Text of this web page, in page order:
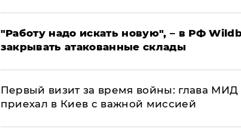
"Работу надо искать новую", – в РФ
закрывать атакованные склады
Первый визит за время войны: глава
приехал в Киев с важной миссией